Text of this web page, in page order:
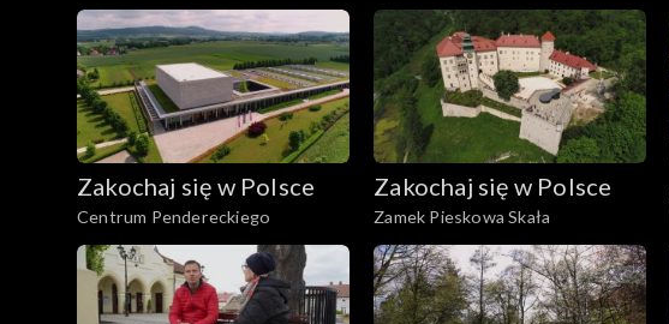
Warmia
Zakochaj się w Polsce
Centrum Pendereckiego
Zakochaj się w Polsce
Zamek Pieskowa Skała